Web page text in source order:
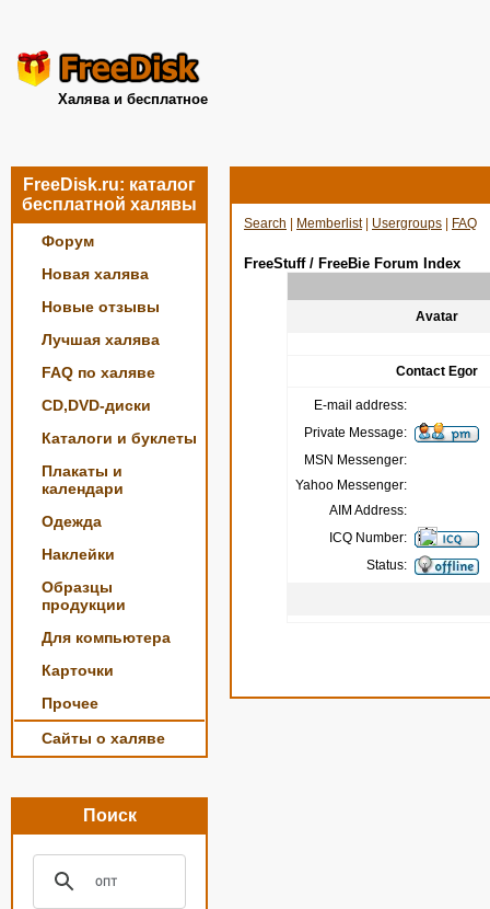
Халява и бесплатное
FreeDisk.ru: каталог
бесплатной халявы
Форум
Новая халява
Новые отзывы
Лучшая халява
FAQ по халяве
CD,DVD-диски
Каталоги и буклеты
Плакаты и
календари
Одежда
Наклейки
Образцы
продукции
Для компьютера
Карточки
Прочее
Сайты о халяве
Поиск
Search Memberlist| Usergroups FAQ
FreeStuff / FreeBie Forum Index
Avatar
Contact Egor
E-mail address:
Private Message:
MSN Messenger:
Yahoo Messenger:
AIM Address:
ICQ Number:
Status: